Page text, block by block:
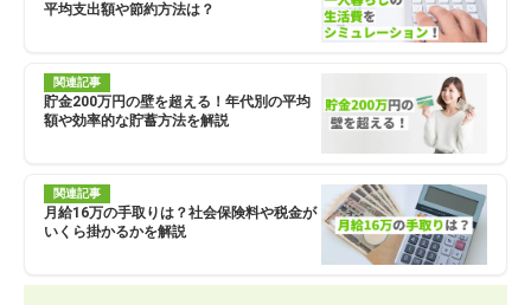
平均支出額や節約方法は？
関連記事
貯金200万円の壁を超える！年代別の平均
額や効率的な貯蓄方法を解説
関連記事
月給16万の手取りは？社会保険料や税金が
いくら掛かるかを解説